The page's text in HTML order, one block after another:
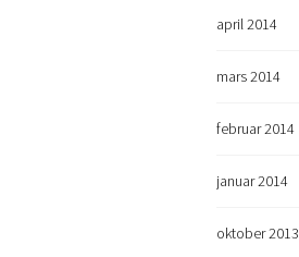
april 2014
mars 2014
februar 2014
januar 2014
oktober 2013